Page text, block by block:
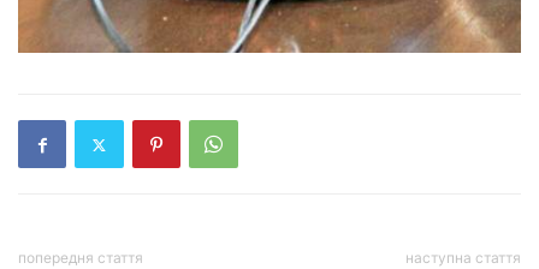
попередня стаття наступна стаття